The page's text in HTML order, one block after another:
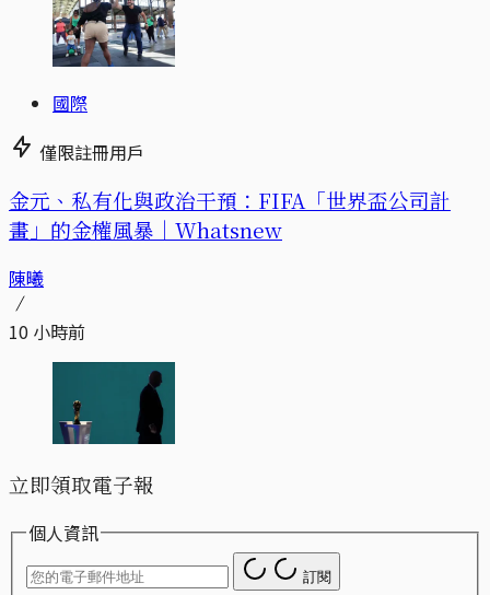
國際
僅限註冊用戶
金元、私有化與政治干預：FIFA「世界盃公司計
畫」的金權風暴｜Whatsnew
陳曦
10 小時前
立即領取電子報
個人資訊
訂閱